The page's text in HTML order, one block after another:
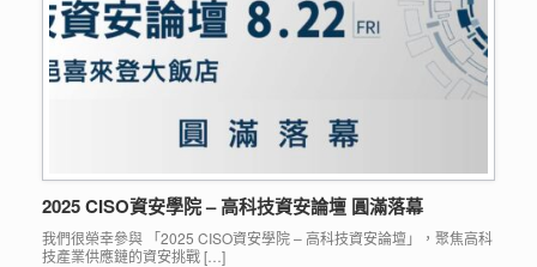
2025 CISO資安學院 – 高科技資安論壇 圓滿落幕
我們很榮幸參與 「2025 CISO資安學院 – 高科技資安論壇」，聚焦高科
技產業供應鏈的資安挑戰 […]